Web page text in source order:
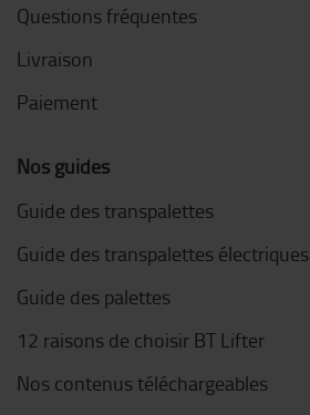
Questions fréquentes
Livraison
Paiement
Nos guides
Guide des transpalettes
Guide des transpalettes électriques
Guide des palettes
12 raisons de choisir BT Lifter
Nos contenus téléchargeables